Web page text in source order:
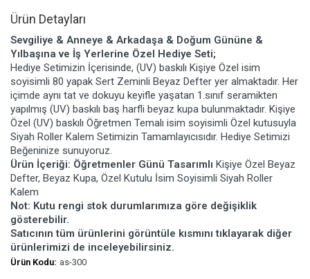
Ürün Detayları
Sevgiliye & Anneye & Arkadaşa & Doğum Gününe &
Yılbaşına ve İş Yerlerine Özel Hediye Seti;
Hediye Setimizin İçerisinde, (UV) baskılı Kişiye Özel isim
soyisimli 80 yapak Sert Zeminli Beyaz Defter yer almaktadır. Her
içimde aynı tat ve dokuyu keyifle yaşatan 1.sınıf seramikten
yapılmış (UV) baskılı baş harfli beyaz kupa bulunmaktadır. Kişiye
Özel (UV) baskılı Öğretmen Temalı isim soyisimli Özel kutusuyla
Siyah Roller Kalem Setimizin Tamamlayıcısıdır. Hediye Setimizi
Beğeninize sunuyoruz.
Ürün İçeriği: Öğretmenler Günü Tasarımlı Kişiye Özel Beyaz
Defter, Beyaz Kupa, Özel Kutulu İsim Soyisimli Siyah Roller
Kalem
Not: Kutu rengi stok durumlarımıza göre değişiklik
gösterebilir.
Satıcının tüm ürünlerini görüntüle kısmını tıklayarak diğer
ürünlerimizi de inceleyebilirsiniz.
Ürün Kodu: as-300